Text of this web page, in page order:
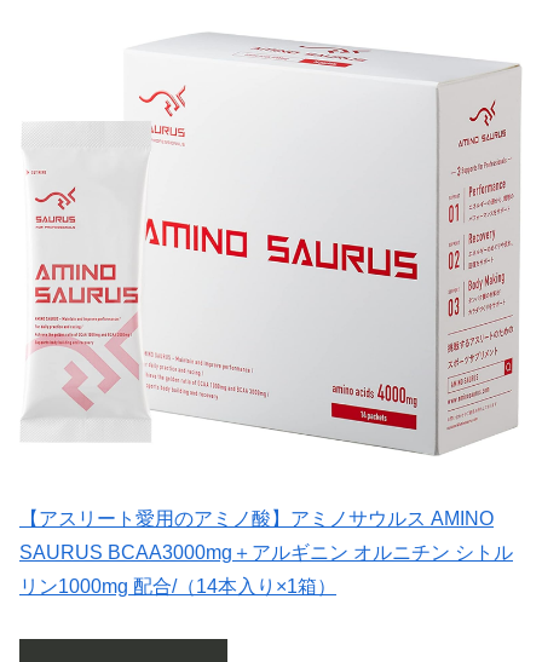
【アスリート愛用のアミノ酸】アミノサウルス AMINO
SAURUS BCAA3000mg＋アルギニン オルニチン シトル
リン1000mg 配合/（14本入り×1箱）